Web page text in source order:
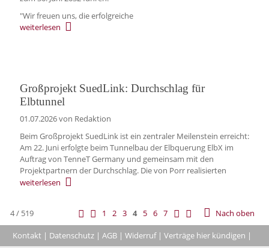
"Wir freuen uns, die erfolgreiche
weiterlesen
Großprojekt SuedLink: Durchschlag für
Elbtunnel
01.07.2026von Redaktion
Beim Großprojekt SuedLink ist ein zentraler Meilenstein erreicht:
Am 22. Juni erfolgte beim Tunnelbau der Elbquerung ElbX im
Auftrag von TenneT Germany und gemeinsam mit den
Projektpartnern der Durchschlag. Die von Porr realisierten
weiterlesen
4 / 519 1 2 3 4 5 6 7 Nach oben
Kontakt | Datenschutz | AGB | Widerruf| Verträge hier kündigen |